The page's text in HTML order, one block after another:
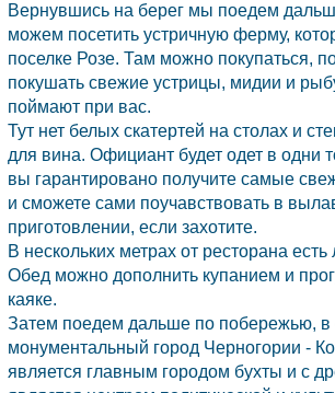
Вернувшись на берег мы поедем
можем посетить устричную ферму,
поселке Розе. Там можно покупаться,
покушать свежие устрицы, мидии и
поймают при вас.
Тут нет белых скатертей на столах и
для вина. Официант будет одет в одни
вы гарантировано получите самые
и сможете сами поучавствовать в
приготовлении, если захотите.
В нескольких метрах от ресторана есть
Обед можно дополнить купанием и
каяке.
Затем поедем дальше по побережью,
монументальный город Черногории -
является главным городом бухты и с